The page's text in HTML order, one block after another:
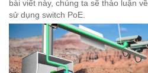
bài viết này, chúng ta sẽ thảo luận về
sử dụng switch PoE.